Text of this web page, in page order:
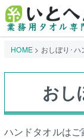
HOME おしぼり･ハ
おし
ハンドタオルは